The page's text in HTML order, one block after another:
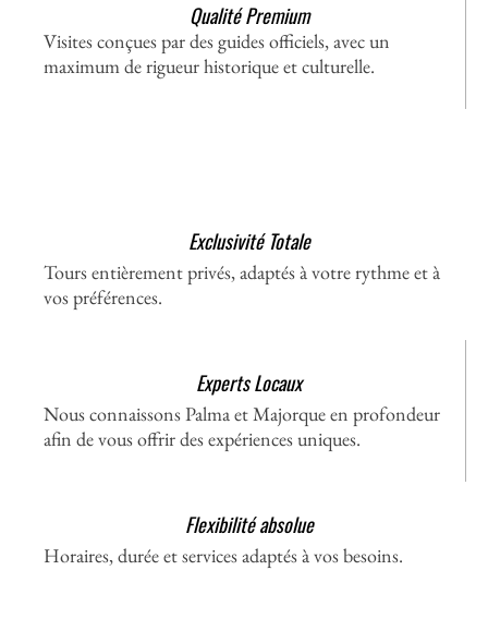
Qualité Premium
Visites conçues par des guides officiels, avec un
maximum de rigueur historique et culturelle.
Experts Locaux
Flexibilité absolue